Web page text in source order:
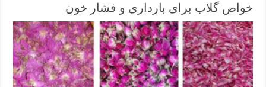
خواص گلاب برای بارداری و فشار خون